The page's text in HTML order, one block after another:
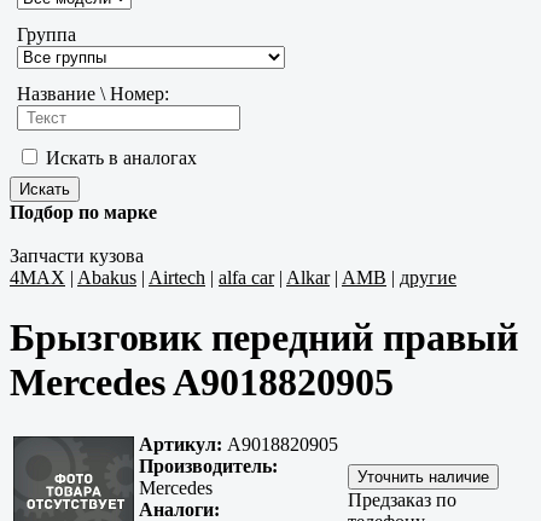
Группа
Название \ Номер:
Искать в аналогах
Подбор по марке
Запчасти кузова
4MAX | Abakus | Airtech | alfa car| Alkar| AMB | другие
Брызговик передний правый
Mercedes A9018820905
Артикул: A9018820905
Производитель:
Mercedes
Аналоги:
Предзаказ по